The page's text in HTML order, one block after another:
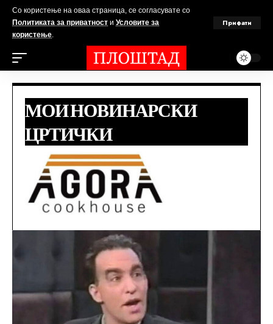
Со користење на оваа страница, се согласувате со
Политиката за приватност и Условите за
користење.
Прифати
МОИ НОВИНАРСКИ
ЦРТИЧКИ